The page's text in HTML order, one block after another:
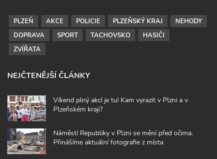
PLZEŇ AKCE POLICIE PLZEŇSKÝ KRAJ
NEHODY
DOPRAVA
SPORT TACHOVSKO
HASIČI
ZVÍŘATA
NEJČTENĚJŠÍ ČLÁNKY
Víkend plný akcí je tu! Kam vyrazit v Plzni a v
Plzeňském kraji?
Náměstí Republiky v Plzni se mění před očima.
Přinášíme aktuální fotografie z místa